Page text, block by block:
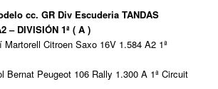
cc. GR Div Escuderia TANDAS
– DIVISIÓN 1ª ( A )
Martorell Citroen Saxo 16V 1.584 A2 1ª
Bernat Peugeot 106 Rally 1.300 A 1ª Circuit